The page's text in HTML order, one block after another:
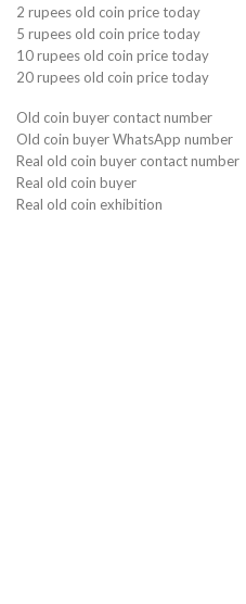
2 rupees old coin price today
5 rupees old coin price today
10 rupees old coin price today
20 rupees old coin price today
Old coin buyer contact number
Old coin buyer WhatsApp number
Real old coin buyer contact number
Real old coin buyer
Real old coin exhibition